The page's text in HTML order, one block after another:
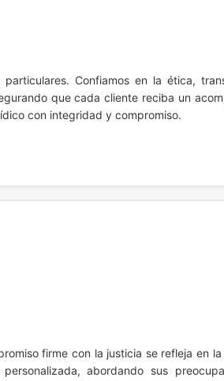
Confiamos en la ética,
que cada cliente reciba un
con integridad y compromiso.
firme con la justicia se refleja en
abordando sus